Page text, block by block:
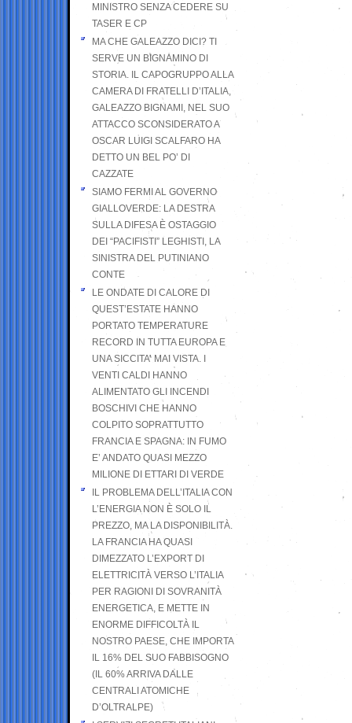
MINISTRO SENZA CEDERE SU
TASER E CP
MA CHE GALEAZZO DICI? TI
SERVE UN BIGNAMINO DI
STORIA. IL CAPOGRUPPO ALLA
CAMERA DI FRATELLI D’ITALIA,
GALEAZZO BIGNAMI, NEL SUO
ATTACCO SCONSIDERATO A
OSCAR LUIGI SCALFARO HA
DETTO UN BEL PO’ DI
CAZZATE
SIAMO FERMI AL GOVERNO
GIALLOVERDE: LA DESTRA
SULLA DIFESA È OSTAGGIO
DEI “PACIFISTI” LEGHISTI, LA
SINISTRA DEL PUTINIANO
CONTE
LE ONDATE DI CALORE DI
QUEST’ESTATE HANNO
PORTATO TEMPERATURE
RECORD IN TUTTA EUROPA E
UNA SICCITA’ MAI VISTA. I
VENTI CALDI HANNO
ALIMENTATO GLI INCENDI
BOSCHIVI CHE HANNO
COLPITO SOPRATTUTTO
FRANCIA E SPAGNA: IN FUMO
E’ ANDATO QUASI MEZZO
MILIONE DI ETTARI DI VERDE
IL PROBLEMA DELL’ITALIA CON
L’ENERGIA NON È SOLO IL
PREZZO, MA LA DISPONIBILITÀ.
LA FRANCIA HA QUASI
DIMEZZATO L’EXPORT DI
ELETTRICITÀ VERSO L’ITALIA
PER RAGIONI DI SOVRANITÀ
ENERGETICA, E METTE IN
ENORME DIFFICOLTÀ IL
NOSTRO PAESE, CHE IMPORTA
IL 16% DEL SUO FABBISOGNO
(IL 60% ARRIVA DALLE
CENTRALI ATOMICHE
D’OLTRALPE)